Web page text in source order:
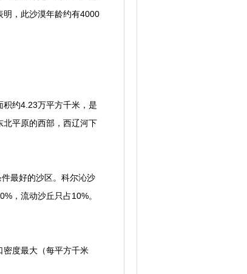
明，此沙漠年龄约有4000
约4.23万平方千米，是
平原的西部，西辽河下
最好的沙区。科尔沁沙
，流动沙丘只占10%。
度最大（每平方千米